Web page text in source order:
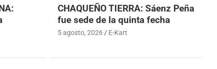
CHAQUEÑO TIERRA: Sáenz Peña
fue sede de la quinta fecha
5 agosto, 2026 E-Kart
Ramiro Tot (Asfalto)